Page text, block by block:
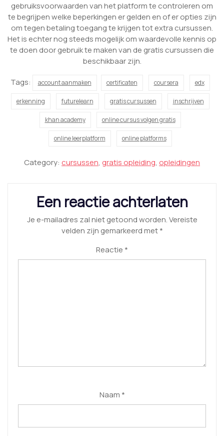
gebruiksvoorwaarden van het platform te controleren om
te begrijpen welke beperkingen er gelden en of er opties zijn
om tegen betaling toegang te krijgen tot extra cursussen.
Het is echter nog steeds mogelijk om waardevolle kennis op
te doen door gebruik te maken van de gratis cursussen die
beschikbaar zijn.
Tags:
account aanmaken certificaten coursera edx
erkenning futurelearn gratis cursussen inschrijven
khan academy online cursus volgen gratis
online leerplatform online platforms
Category: cursussen, gratis opleiding, opleidingen
Een reactie achterlaten
Je e-mailadres zal niet getoond worden.Vereiste
velden zijn gemarkeerd met*
Reactie *
Naam *